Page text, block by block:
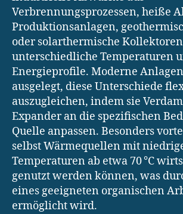
Verbrennungsprozessen, heiße
Produktionsanlagen,
oder solarthermische
unterschiedliche Temperaturen
Energieprofile. Moderne
ausgelegt, diese Unterschiede
auszugleichen, indem sie
Expander an die spezifischen
Quelle anpassen. Besonders
selbst Wärmequellen mit
Temperaturen ab etwa 70 °C
genutzt werden können, was
eines geeigneten organischen
ermöglicht wird.